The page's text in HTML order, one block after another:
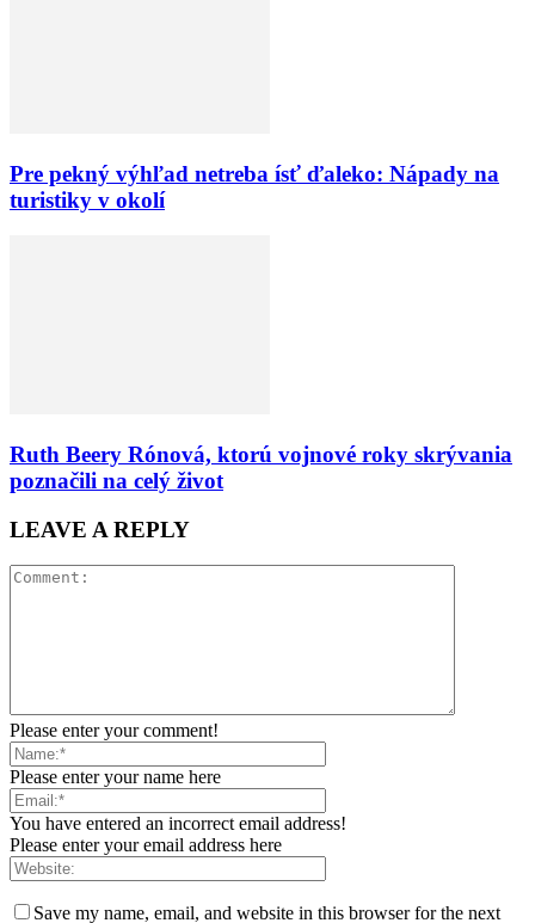
Pre pekný výhľad netreba ísť ďaleko: Nápady na
turistiky v okolí
Ruth Beery Rónová, ktorú vojnové roky skrývania
poznačili na celý život
LEAVE A REPLY
Please enter your comment!
Please enter your name here
You have entered an incorrect email address!
Please enter your email address here
Save my name, email, and website in this browser for the next